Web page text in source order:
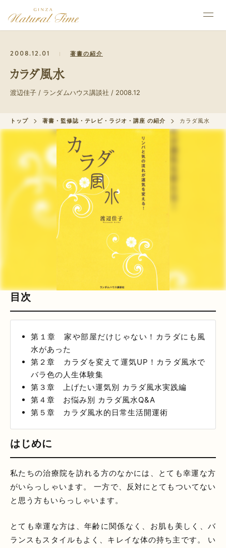
2008.12.01 著書の紹介
カラダ風水
渡辺佳子 / ランダムハウス講談社 / 2008.12
トップ 著書・監修誌・テレビ・ラジオ・講座 の紹介 カラダ風水
目次
第１章 家や部屋だけじゃない！カラダにも風
水があった
第２章 カラダを変えて運気UP！カラダ風水で
バラ色の人生体験集
第３章 上げたい運気別 カラダ風水実践編
第４章 お悩み別 カラダ風水Q&A
第５章 カラダ風水的日常生活開運術
はじめに
私たちの治療院を訪れる方のなかには、とても幸運な方
がいらっしゃいます。 一方で、反対にとてもついてない
と思う方もいらっしゃいます。
とても幸運な方は、年齢に関係なく、お肌も美しく、バ
ランスもスタイルもよく、キレイな体の持ち主です。 い